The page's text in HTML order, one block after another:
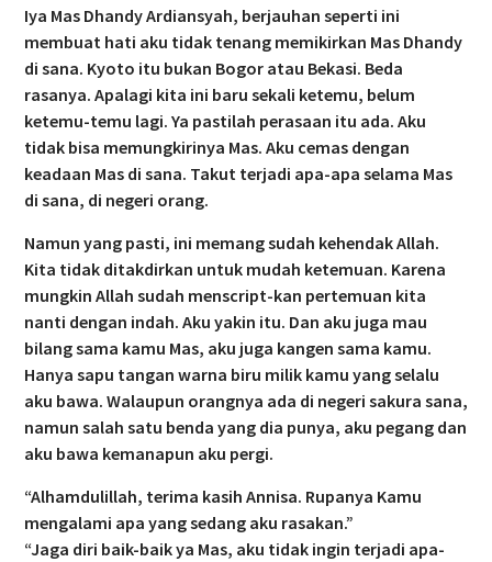
Iya Mas Dhandy Ardiansyah, berjauhan seperti ini
membuat hati aku tidak tenang memikirkan Mas Dhandy
di sana. Kyoto itu bukan Bogor atau Bekasi. Beda
rasanya. Apalagi kita ini baru sekali ketemu, belum
ketemu-temu lagi. Ya pastilah perasaan itu ada. Aku
tidak bisa memungkirinya Mas. Aku cemas dengan
keadaan Mas di sana. Takut terjadi apa-apa selama Mas
di sana, di negeri orang.
Namun yang pasti, ini memang sudah kehendak Allah.
Kita tidak ditakdirkan untuk mudah ketemuan. Karena
mungkin Allah sudah menscript-kan pertemuan kita
nanti dengan indah. Aku yakin itu. Dan aku juga mau
bilang sama kamu Mas, aku juga kangen sama kamu.
Hanya sapu tangan warna biru milik kamu yang selalu
aku bawa. Walaupun orangnya ada di negeri sakura sana,
namun salah satu benda yang dia punya, aku pegang dan
aku bawa kemanapun aku pergi.
“Alhamdulillah, terima kasih Annisa. Rupanya Kamu
mengalami apa yang sedang aku rasakan.”
“Jaga diri baik-baik ya Mas, aku tidak ingin terjadi apa-